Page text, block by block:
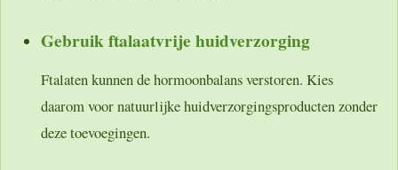
Gebruik ftalaatvrije huidverzorging
Ftalaten kunnen de hormoonbalans verstoren. Kies
daarom voor natuurlijke huidverzorgingsproducten zonder
deze toevoegingen.